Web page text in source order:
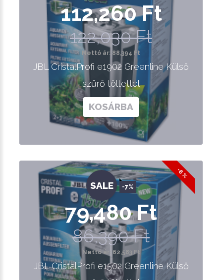
112,260 Ft
122,030 Ft
Nettó ár: 88,394 Ft
JBL CristalProfi e1902 Greenline Külső
szűrő töltettel
KOSÁRBA
-8 %
SALE -7%
79,480 Ft
86,390 Ft
Nettó ár: 62,583 Ft
JBL CristalProfi e1502 Greenline Külső